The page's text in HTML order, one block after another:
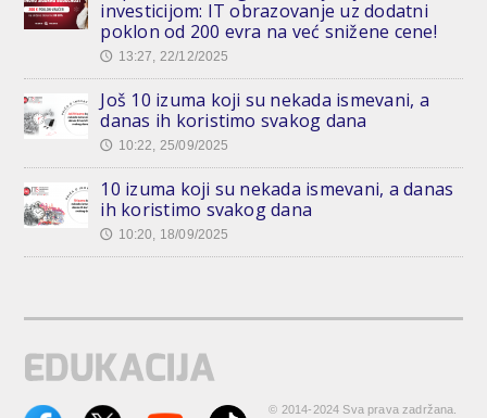
investicijom: IT obrazovanje uz dodatni
poklon od 200 evra na već snižene cene!
🕔 13:27, 22/12/2025
Još 10 izuma koji su nekada ismevani, a
danas ih koristimo svakog dana
🕔 10:22, 25/09/2025
10 izuma koji su nekada ismevani, a danas
ih koristimo svakog dana
🕔 10:20, 18/09/2025
© 2014-2024 Sva prava zadržana.